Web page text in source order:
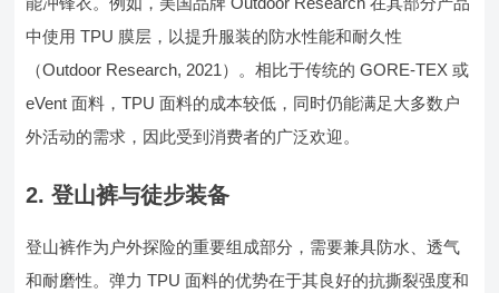
中使用 TPU 膜层，以提升服装的防水性能和耐久性
（Outdoor Research, 2021）。相比于传统的 GORE-TEX 或
eVent 面料，TPU 面料的成本较低，同时仍能满足大多数户
外活动的需求，因此受到消费者的广泛欢迎。
2. 登山裤与徒步装备
登山裤作为户外探险的重要组成部分，需要兼具防水、透气
和耐磨性。弹力 TPU 面料的优势在于其良好的抗撕裂强度和